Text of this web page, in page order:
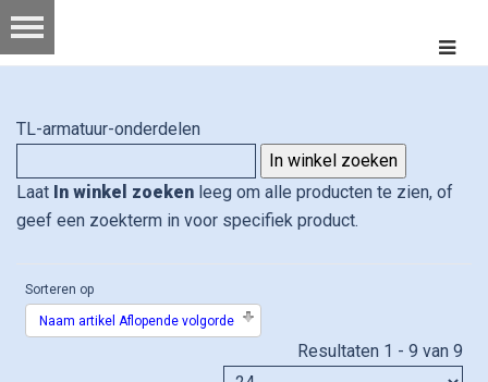
TL-armatuur-onderdelen
Laat In winkel zoeken leeg om alle producten te zien, of
geef een zoekterm in voor specifiek product.
Sorteren op
Naam artikel Aflopende volgorde
Resultaten 1 - 9 van 9